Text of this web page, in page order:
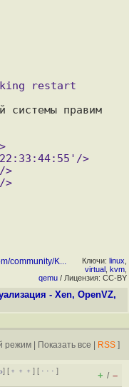
системы правим
community/K... Ключи: linux
virtual kvm
qemu / Лицензия: CC-BY
- Xen, OpenVZ,
режим | Показать все | RSS ]
] [ ﹢﹢﹢] [ · · ·]
+ / –